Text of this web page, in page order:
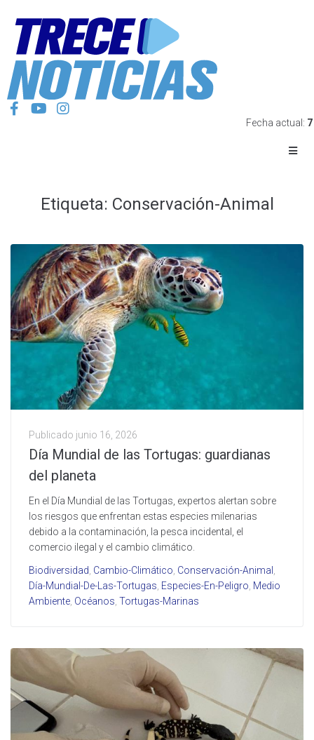
Fecha actual:
Etiqueta: Conservación-Animal
Publicado junio 16, 2026
Día Mundial de las Tortugas: guardianas
del planeta
En el Día Mundial de las Tortugas, expertos alertan sobre
los riesgos que enfrentan estas especies milenarias
debido a la contaminación, la pesca incidental, el
comercio ilegal y el cambio climático.
Biodiversidad Cambio-Climático Conservación-Animal
Día-Mundial-De-Las-Tortugas Especies-En-Peligro Medio
Ambiente Océanos Tortugas-Marinas